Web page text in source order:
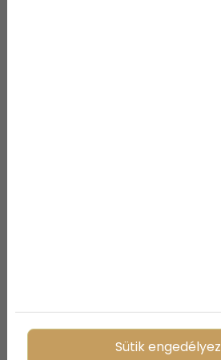
Sütik